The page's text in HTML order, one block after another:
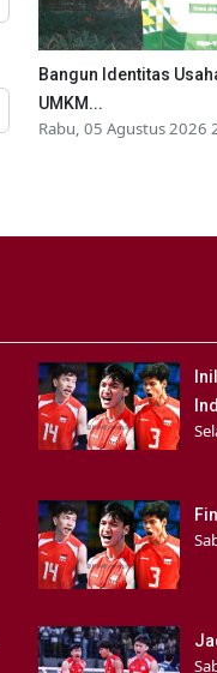
Bangun Identitas
UMKM...
Rabu, 05 Agustus 2026